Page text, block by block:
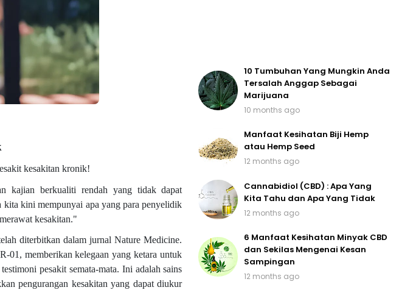
kesakitan kronik!
kajian berkualiti rendah yang tidak dapat
kita kini mempunyai apa yang para penyelidik
kesakitan."
diterbitkan dalam jurnal Nature Medicine.
01, memberikan kelegaan yang ketara untuk
pesakit semata-mata. Ini adalah sains
pengurangan kesakitan yang dapat diukur
10 Tumbuhan Yang Mungkin Anda
Tersalah Anggap Sebagai
Marijuana
10 months ago
Manfaat Kesihatan Biji Hemp
atau Hemp Seed
12 months ago
Cannabidiol (CBD) : Apa Yang
Kita Tahu dan Apa Yang Tidak
12 months ago
6 Manfaat Kesihatan Minyak CBD
dan Sekilas Mengenai Kesan
Sampingan
12 months ago